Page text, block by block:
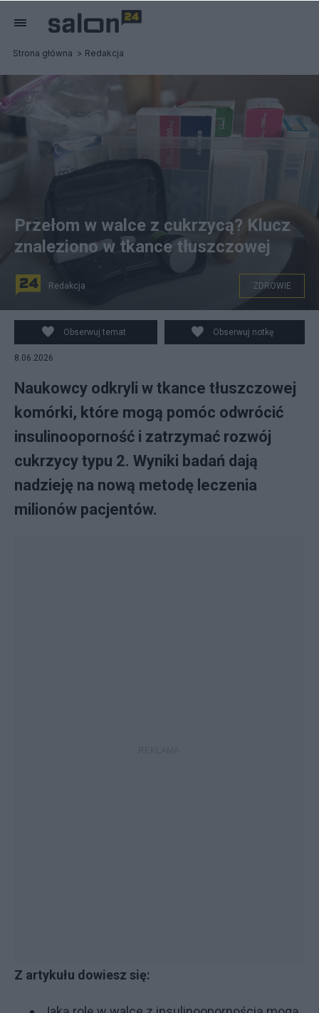
Strona główna Redakcja
Przełom w walce z cukrzycą? Klucz
znaleziono w tkance tłuszczowej
Redakcja ZDROWIE
Obserwuj temat Obserwuj notkę
8.06.2026
Naukowcy odkryli w tkance tłuszczowej
komórki, które mogą pomóc odwrócić
insulinooporność i zatrzymać rozwój
cukrzycy typu 2. Wyniki badań dają
nadzieję na nową metodę leczenia
milionów pacjentów.
Z artykułu dowiesz się: